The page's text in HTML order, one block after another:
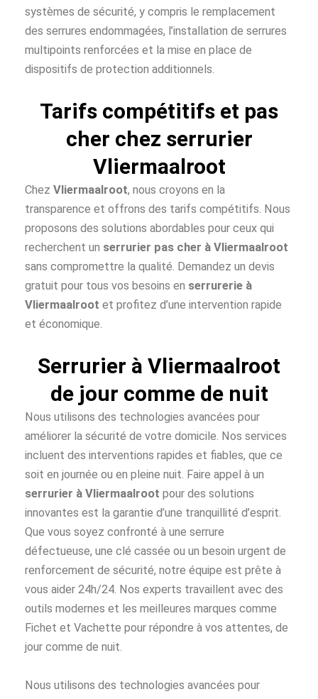
systèmes de sécurité, y compris le remplacement
des serrures endommagées, l’installation de serrures
multipoints renforcées et la mise en place de
dispositifs de protection additionnels.
Tarifs compétitifs et pas
cher chez serrurier
Vliermaalroot
Chez Vliermaalroot, nous croyons en la
transparence et offrons des tarifs compétitifs. Nous
proposons des solutions abordables pour ceux qui
recherchent un serrurier pas cher à Vliermaalroot
sans compromettre la qualité. Demandez un devis
gratuit pour tous vos besoins en serrurerie à
Vliermaalroot et profitez d’une intervention rapide
et économique.
Serrurier à Vliermaalroot
de jour comme de nuit
Nous utilisons des technologies avancées pour
améliorer la sécurité de votre domicile. Nos services
incluent des interventions rapides et fiables, que ce
soit en journée ou en pleine nuit. Faire appel à un
serrurier à Vliermaalroot pour des solutions
innovantes est la garantie d’une tranquillité d’esprit.
Que vous soyez confronté à une serrure
défectueuse, une clé cassée ou un besoin urgent de
renforcement de sécurité, notre équipe est prête à
vous aider 24h/24. Nos experts travaillent avec des
outils modernes et les meilleures marques comme
Fichet et Vachette pour répondre à vos attentes, de
jour comme de nuit.
Nous utilisons des technologies avancées pour